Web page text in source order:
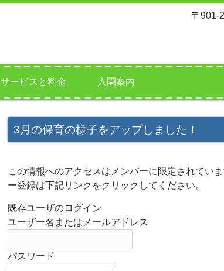
〒901-
サービスと料金 入園案内
3月の保育の様子をアップしました！
この情報へのアクセスはメンバーに限定されてい
ー登録は下記リンクをクリックしてください。
既存ユーザのログイン
ユーザー名またはメールアドレス
パスワード